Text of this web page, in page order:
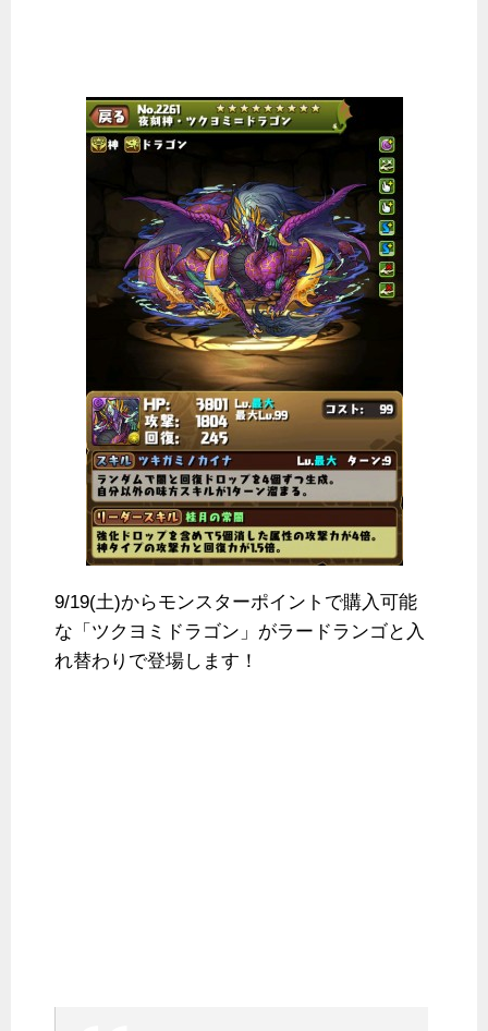
9/19(土)からモンスターポイントで購入可能
な「ツクヨミドラゴン」がラードランゴと入
れ替わりで登場します！